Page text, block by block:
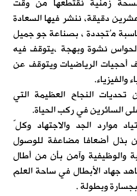
زمنية نقتطعها من وقت
دقيقة، ننشر فيها السعادة
مُتجددة ، بصناعة جو جميل
نشوة وبهجة ،يتوقف فيه
الرياضيات ويتوقف عن
والفيزياء.
تحديات النجاح العظيمة التي
السائرين في ركب الحياة.
موارد الجد والاجتهاد وكلّ
بذل أضعافا مضاعفة للوصول
والوظيفية وآمن بأن من أطال
جهاد الأبطال في ساحة العلم
وبطولة .